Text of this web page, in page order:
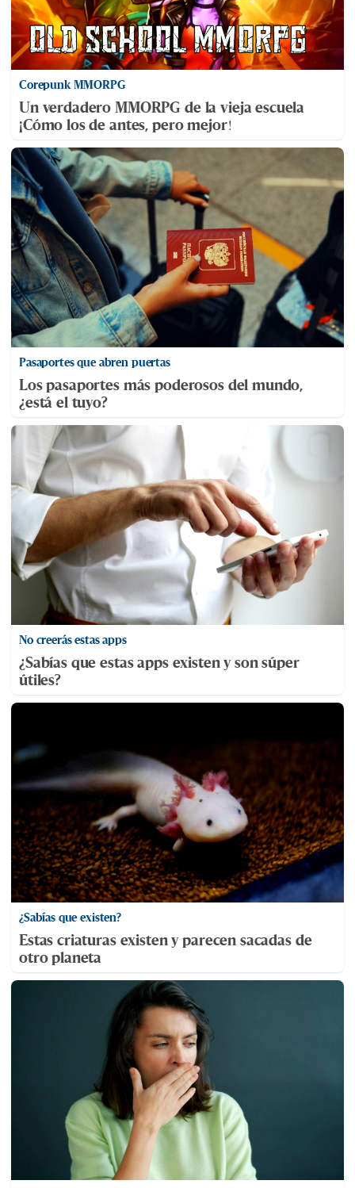
Corepunk MMORPG
Un verdadero MMORPG de la vieja escuela
¡Cómo los de antes, pero mejor!
Pasaportes que abren puertas
Los pasaportes más poderosos del mundo,
¿está el tuyo?
No creerás estas apps
¿Sabías que estas apps existen y son súper
útiles?
¿Sabías que existen?
Estas criaturas existen y parecen sacadas de
otro planeta